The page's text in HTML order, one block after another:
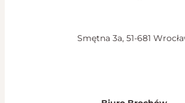
Smętna 3a, 51-681